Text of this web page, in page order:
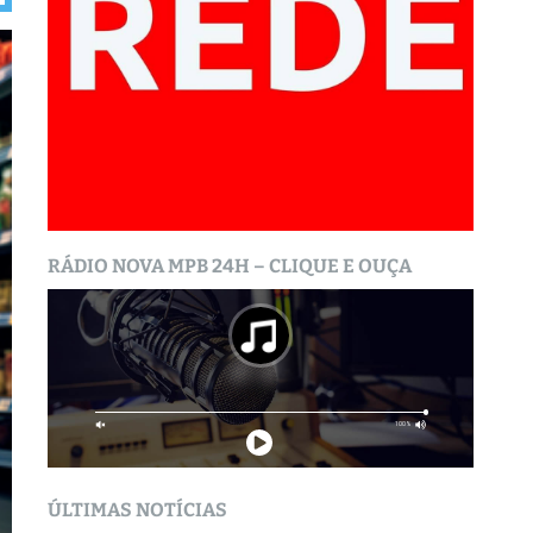
RÁDIO NOVA MPB 24H – CLIQUE E OUÇA
ÚLTIMAS NOTÍCIAS